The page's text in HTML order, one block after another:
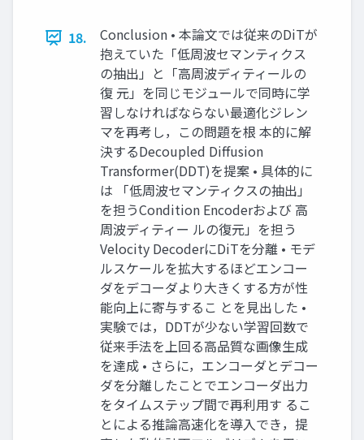
18.
Conclusion • 本論文では従来のDiTが
抱えていた「低周波セマンティクス
の抽出」と「高周波ディティールの
復 元」を同じモジュールで同時に学
習しなければならない最適化ジレン
マを再考し，この問題を根 本的に解
決するDecoupled Diffusion
Transformer(DDT)を提案 • 具体的に
は 「低周波セマンティクスの抽出」
を担うCondition Encoderおよび 高
周波ディティー ルの復元」を担う
Velocity DecoderにDiTを分離 • モデ
ルスケールを拡大するほどエンコー
ダをデコーダより大きくする方が性
能向上に寄与するこ とを見出した •
実験では，DDTが少ない学習回数で
従来手法を上回る高品質な画像生成
を達成 • さらに，エンコーダとデコー
ダを分離したことでエンコーダ出力
をタイムステップ間で再利用す るこ
とによる推論高速化を導入でき，提